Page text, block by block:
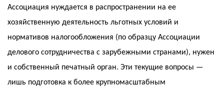
Ассоциация нуждается в распространении на ее
хозяйственную деятельность льготных условий и
нормативов налогообложения (по образцу Ассоциации
делового сотрудничества с зарубежными странами), нужен
и собственный печатный орган. Эти текущие вопросы —
лишь подготовка к более крупномасштабным